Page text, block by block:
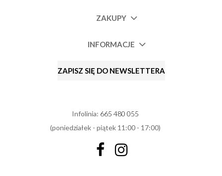
ZAKUPY
INFORMACJE
ZAPISZ SIĘ DO NEWSLETTERA
Infolinia: 665 480 055
(poniedziałek - piątek 11:00 - 17:00)